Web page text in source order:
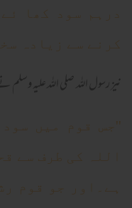
درہم سود کھا
کرنے سے زیادہ
نیز رسول اللہ صلی اللہ علیہ وسلم
''جس قوم میں سود
اللہ کی طرف سے
ہے۔اور جو قوم